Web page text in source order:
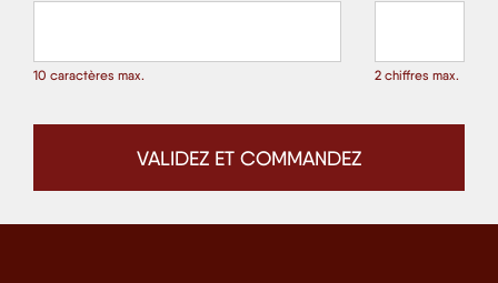
10 caractères max. 2 chiffres max.